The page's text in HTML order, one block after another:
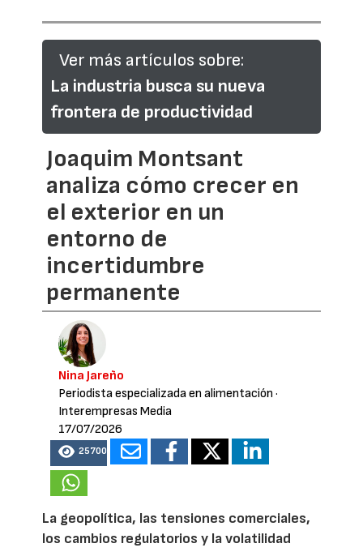
Ver más artículos sobre:
La industria busca su nueva
frontera de productividad
Joaquim Montsant
analiza cómo crecer en
el exterior en un
entorno de
incertidumbre
permanente
Nina Jareño
Periodista especializada en alimentación ·
Interempresas Media
17/07/2026
25700
La geopolítica, las tensiones comerciales,
los cambios regulatorios y la volatilidad